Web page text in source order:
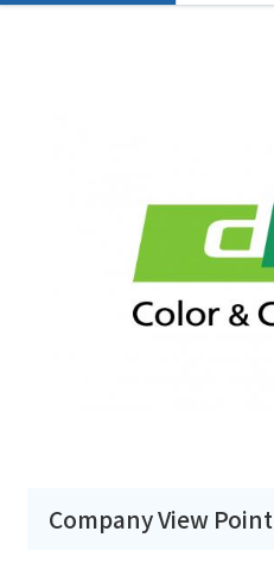
Company View Point